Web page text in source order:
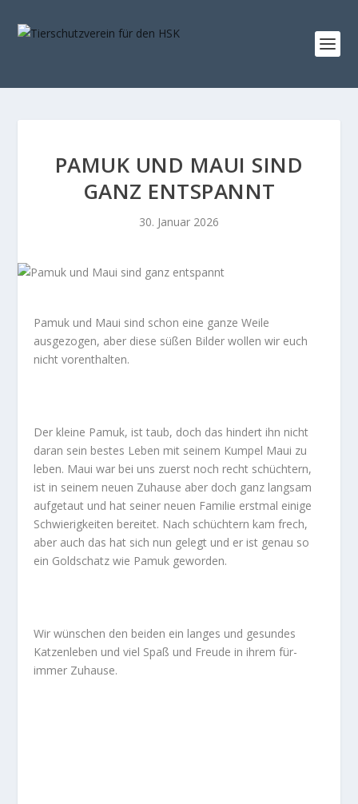
PAMUK UND MAUI SIND
GANZ ENTSPANNT
30. Januar 2026
Pamuk und Maui sind schon eine ganze Weile
ausgezogen, aber diese süßen Bilder wollen wir euch
nicht vorenthalten.
Der kleine Pamuk, ist taub, doch das hindert ihn nicht
daran sein bestes Leben mit seinem Kumpel Maui zu
leben. Maui war bei uns zuerst noch recht schüchtern,
ist in seinem neuen Zuhause aber doch ganz langsam
aufgetaut und hat seiner neuen Familie erstmal einige
Schwierigkeiten bereitet. Nach schüchtern kam frech,
aber auch das hat sich nun gelegt und er ist genau so
ein Goldschatz wie Pamuk geworden.
Wir wünschen den beiden ein langes und gesundes
Katzenleben und viel Spaß und Freude in ihrem für-
immer Zuhause.